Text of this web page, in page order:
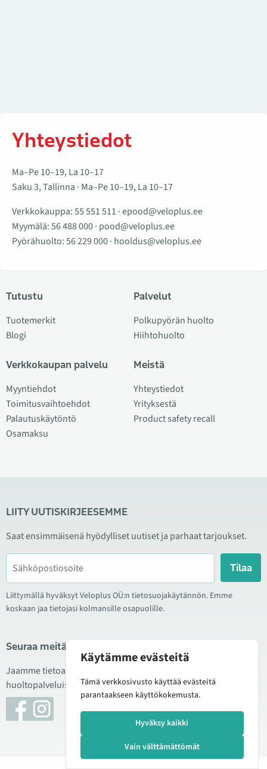
Yhteystiedot
Ma–Pe 10–19, La 10–17
Saku 3, Tallinna · Ma–Pe 10–19, La 10–17
Verkkokauppa:55 551 511 ·epood@veloplus.ee
Myymälä:56 488 000· pood@veloplus.ee
Pyörähuolto:56 229 000· hooldus@veloplus.ee
Tutustu
Tuotemerkit
Blogi
Verkkokaupan palvelu
Myyntiehdot
Toimitusvaihtoehdot
Palautuskäytöntö
Osamaksu
Palvelut
Polkupyörän huolto
Hiihtohuolto
Meistä
Yhteystiedot
Yrityksestä
Product safety recall
LIITY UUTISKIRJEESEMME
Saat ensimmäisenä hyödylliset uutiset ja parhaat tarjoukset.
Tilaa
Liittymällä hyväksyt Veloplus OÜ:n tietosuojakäytännön. Emme
koskaan jaa tietojasi kolmansille osapuolille.
Seuraa meitä sosiaalisessa mediassa
Jaamme tietoa hyvistä tarjouksista, uusista tuotteista ja
huoltopalveluista. Joskus julkaisemme myös tuote-esittelyjä.
Käytämme evästeitä
Tämä verkkosivusto käyttää evästeitä
parantaakseen käyttökokemusta.
Hyväksy kaikki
Vain välttämättömät